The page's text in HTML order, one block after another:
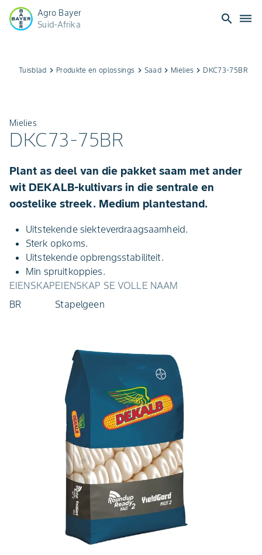
Agro Bayer
Suid-Afrika
search dehaze
Tuisblad keyboard_arrow_right Produkte en oplossings keyboard_arrow_right Saadkeyboard_arrow_right Mielies keyboard_arrow_right DKC73-75BR
Mielies
DKC73-75BR
Plant as deel van die pakket saam met ander
wit DEKALB-kultivars in die sentrale en
oostelike streek. Medium plantestand.
Uitstekende siekteverdraagsaamheid.
Sterk opkoms.
Uitstekende opbrengsstabiliteit.
Min spruitkoppies.
EIENSKAP
BR
EIENSKAP SE VOLLE NAAM
Stapelgeen